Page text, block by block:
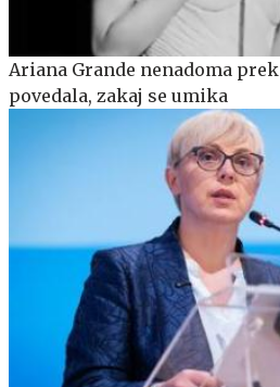
Ariana Grande nenadoma
povedala, zakaj se umika